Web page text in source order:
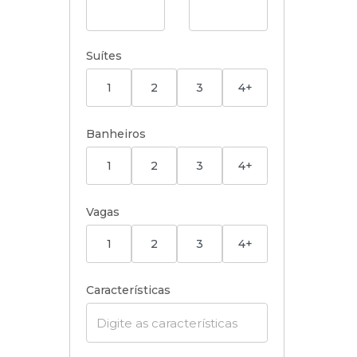
Suítes
1 2 3 4+
Banheiros
1 2 3 4+
Vagas
1 2 3 4+
Características